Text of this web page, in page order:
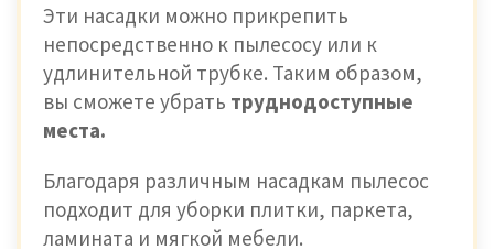
Эти насадки можно прикрепить
непосредственно к пылесосу или к
удлинительной трубке. Таким образом,
вы сможете убрать труднодоступные
места.
Благодаря различным насадкам пылесос
подходит для уборки плитки, паркета,
ламината и мягкой мебели.